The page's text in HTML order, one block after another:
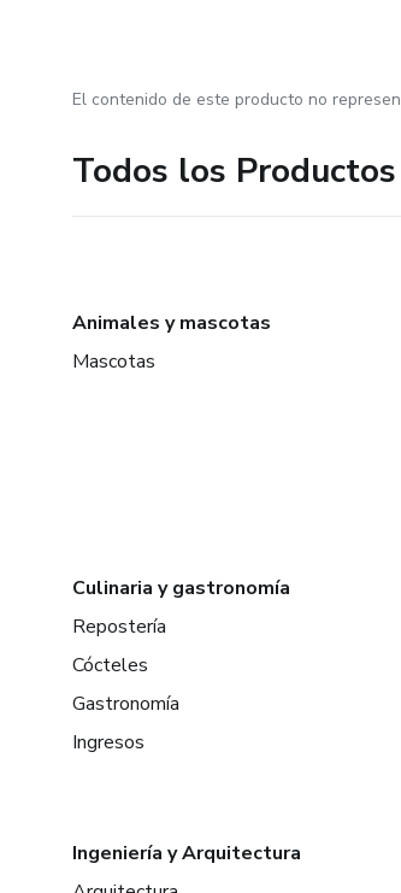
El contenido de este producto no
Todos los Productos
Animales y mascotas
Mascotas
Culinaria y gastronomía
Repostería
Cócteles
Gastronomía
Ingresos
Ingeniería y Arquitectura